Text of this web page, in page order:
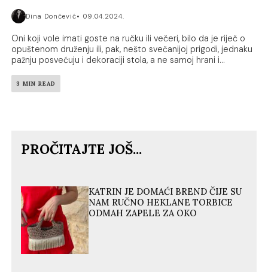
Dina Dončević 09.04.2024.
Oni koji vole imati goste na ručku ili večeri, bilo da je riječ o
opuštenom druženju ili, pak, nešto svečanijoj prigodi, jednaku
pažnju posvećuju i dekoraciji stola, a ne samoj hrani i...
3 MIN READ
PROČITAJTE JOŠ...
KATRIN JE DOMAĆI BREND ČIJE SU
NAM RUČNO HEKLANE TORBICE
ODMAH ZAPELE ZA OKO